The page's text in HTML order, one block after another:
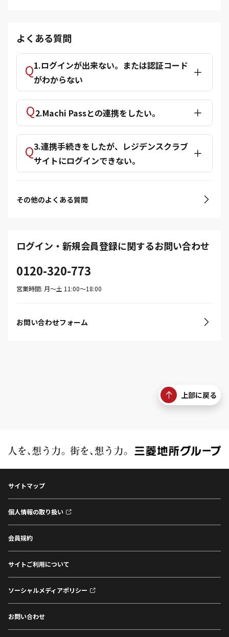
よくある質問
1.ログインが出来ない。または認証コード
がわからない
2.Machi Passとの連携をしたい。
3.連携手続きをしたが、レジデンスクラブ
サイトにログインできない。
その他のよくある質問
ログイン・新規会員登録に関するお問い合わせ
0120-320-773
営業時間: 月〜土 11:00〜18:00
お問い合わせフォーム
上部に戻る
サイトマップ
個人情報の取り扱い
会員規約
サイトご利用について
ソーシャルメディアポリシー
お問い合わせ